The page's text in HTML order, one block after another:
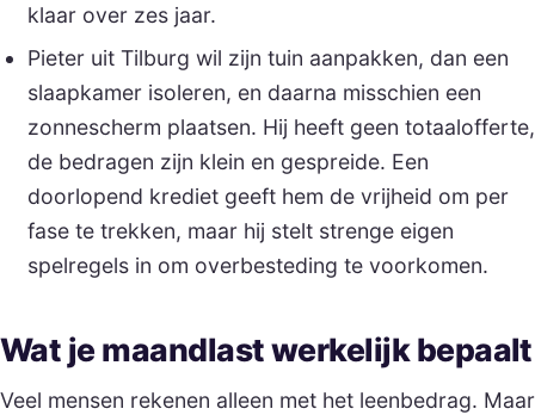
klaar over zes jaar.
Pieter uit Tilburg wil zijn tuin aanpakken, dan een
slaapkamer isoleren, en daarna misschien een
zonnescherm plaatsen. Hij heeft geen totaalofferte,
de bedragen zijn klein en gespreide. Een
doorlopend krediet geeft hem de vrijheid om per
fase te trekken, maar hij stelt strenge eigen
spelregels in om overbesteding te voorkomen.
Wat je maandlast werkelijk bepaalt
Veel mensen rekenen alleen met het leenbedrag. Maar